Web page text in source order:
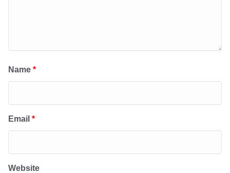
Name *
Email *
Website